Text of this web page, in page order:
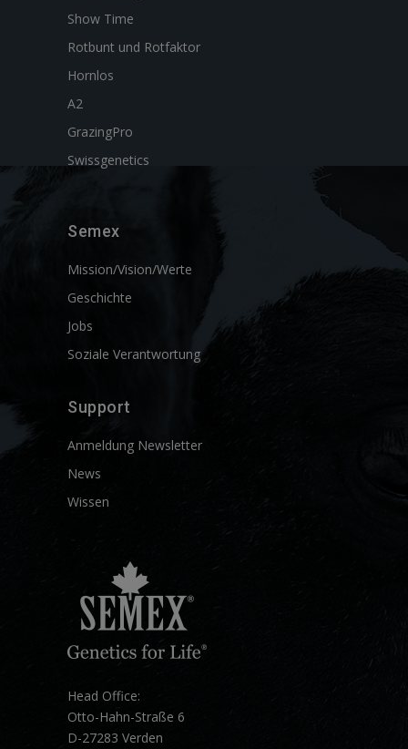
Show Time
Rotbunt und Rotfaktor
Hornlos
A2
GrazingPro
Swissgenetics
Semex
Mission/Vision/Werte
Geschichte
Jobs
Soziale Verantwortung
Support
Anmeldung Newsletter
News
Wissen
Head Office:
Otto-Hahn-Straße 6
D-27283 Verden